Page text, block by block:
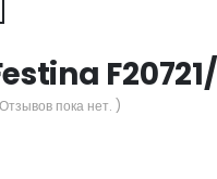
F20721/
пока нет. )